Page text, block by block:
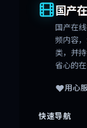
国产
国产在
频内容
类，并
省心的在
❤️用心
快速导航